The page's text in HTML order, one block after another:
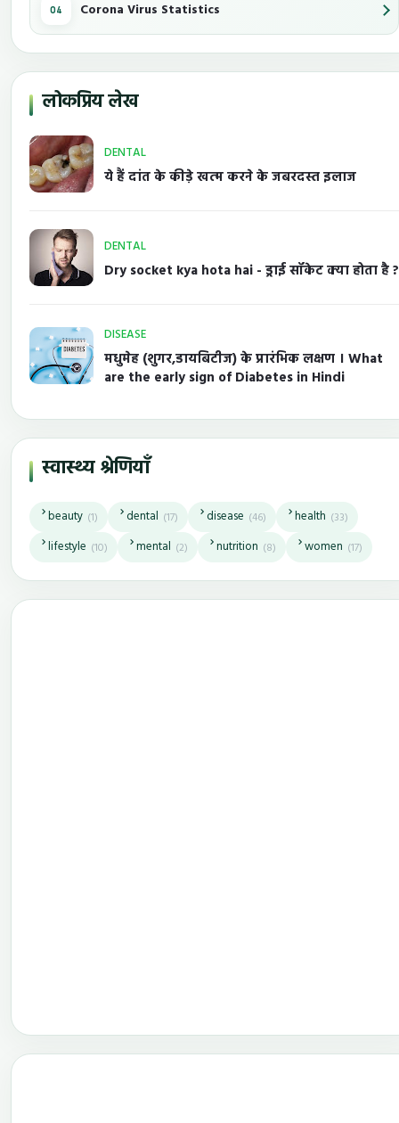
Corona Virus Statistics
लोकप्रिय लेख
DENTAL
ये हैं दांत के कीड़े खत्म करने के जबरदस्त इलाज
DENTAL
Dry socket kya hota hai - ड्राई सॉकेट क्या होता है ?
DISEASE
मधुमेह (शुगर,डायबिटीज) के प्रारंभिक लक्षण । What
are the early sign of Diabetes in Hindi
स्वास्थ्य श्रेणियाँ
beauty (1) dental (17) disease (46) health (33)
lifestyle (10) mental (2) nutrition (8) women (17)